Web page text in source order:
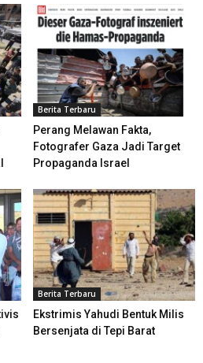
Berita Terbaru
Perang Melawan Fakta,
Fotografer Gaza Jadi Target
Propaganda Israel
Berita Terbaru
Ekstrimis Yahudi Bentuk Milis
Bersenjata di Tepi Barat